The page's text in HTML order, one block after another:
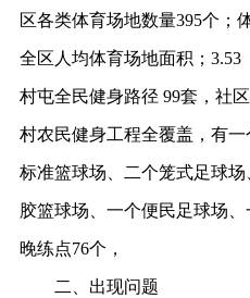
区各类体育场地数量395个；
全区人均体育场地面积；3.53
村屯全民健身路径 99套，社
村农民健身工程全覆盖，有
标准篮球场、二个笼式足球
胶篮球场、一个便民足球场
晚练点76个，
二、出现问题